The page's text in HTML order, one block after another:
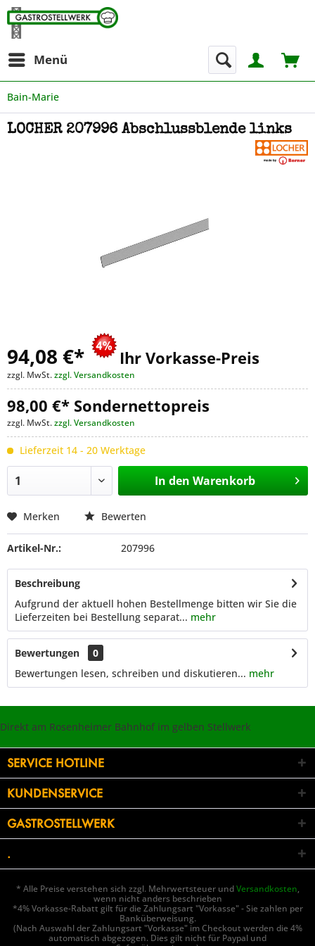
Menü
Bain-Marie
LOCHER 207996 Abschlussblende links
94,08 €* Ihr Vorkasse-Preis
zzgl. MwSt.zzgl. Versandkosten
98,00 €* Sondernettopreis
zzgl. MwSt.zzgl. Versandkosten
Lieferzeit 14 - 20 Werktage
In den Warenkorb
Merken Bewerten
Artikel-Nr.: 207996
Beschreibung
Aufgrund der aktuell hohen Bestellmenge bitten wir Sie die
Lieferzeiten bei Bestellung separat... mehr
Bewertungen
0
Bewertungen lesen, schreiben und diskutieren... mehr
Direkt am Rosenheimer Bahnhof im gelben Stellwerk
SERVICE HOTLINE
KUNDENSERVICE
GASTROSTELLWERK
.
* Alle Preise verstehen sich zzgl. Mehrwertsteuer undVersandkosten,
wenn nicht anders beschrieben
*4% Vorkasse-Rabatt gilt für die Zahlungsart "Vorkasse" - Sie zahlen per
Banküberweisung.
(Nach Auswahl der Zahlungsart "Vorkasse" im Checkout werden die 4%
automatisch abgezogen. Dies gilt nicht für Paypal und